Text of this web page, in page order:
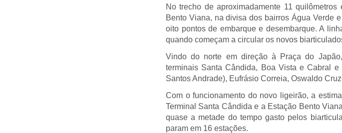
No trecho de aproximadamente 11
Bento Viana, na divisa dos bairros Água Verde
oito pontos de embarque e desembarque. A
quando começam a circular os novos
Vindo do norte em direção à Praça do
terminais Santa Cândida, Boa Vista e Cabral
Santos Andrade), Eufrásio Correia, Oswaldo
Com o funcionamento do novo ligeirão, a
Terminal Santa Cândida e a Estação Bento
quase a metade do tempo gasto pelos
param em 16 estações.